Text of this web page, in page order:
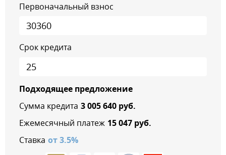
Первоначальный взнос
Срок кредита
Подходящее предложение
Сумма кредита 3 005 640руб.
Ежемесячный платеж 15 047руб.
Ставка от3.5%